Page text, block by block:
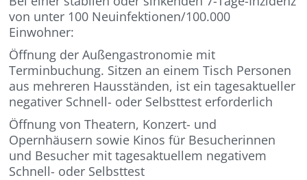
von unter 100 Neuinfektionen/100.000
Einwohner:
Öffnung der Außengastronomie mit
Terminbuchung. Sitzen an einem Tisch Personen
aus mehreren Hausständen, ist ein tagesaktueller
negativer Schnell- oder Selbsttest erforderlich
Öffnung von Theatern, Konzert- und
Opernhäusern sowie Kinos für Besucherinnen
und Besucher mit tagesaktuellem negativem
Schnell- oder Selbsttest